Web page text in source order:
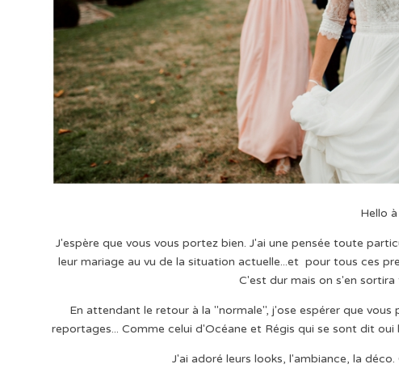
Hello
J'espère que vous vous portez bien. J'ai une pensée toute
leur mariage au vu de la situation actuelle...et pour tous ces
C'est dur mais on s'en
En attendant le retour à la "normale", j'ose espérer que
reportages... Comme celui d'Océane et Régis qui se sont dit
J'ai adoré leurs looks, l'ambiance, la